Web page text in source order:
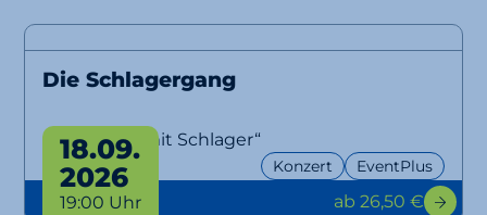
Die Schlagergang
„Aber bitte mit Schlager“
Konzert EventPlus
18.09.
2026
19:00 Uhr ab 26,50 €